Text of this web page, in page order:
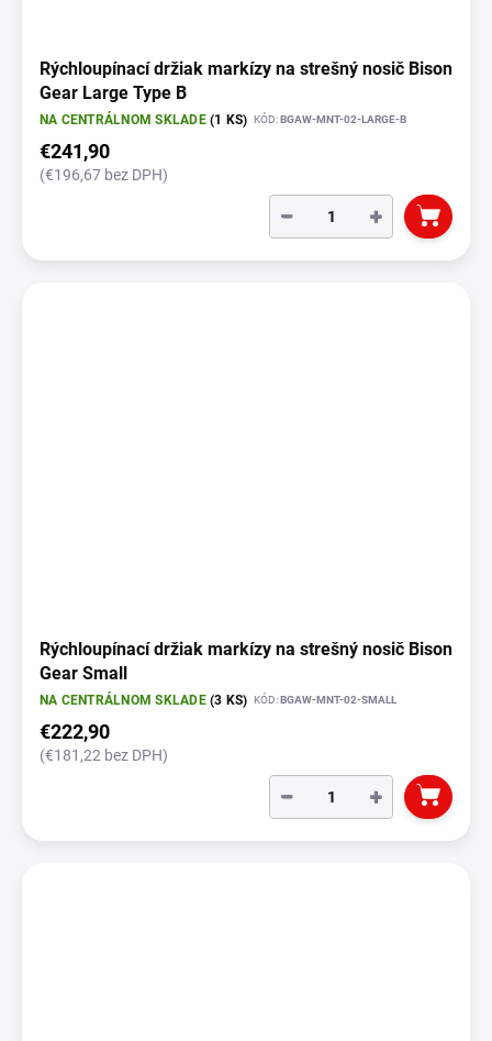
Rýchloupínací držiak markízy na strešný nosič Bison
Gear Large Type B
NA CENTRÁLNOM SKLADE(1 KS) KÓD:BGAW-MNT-02-LARGE-B
€241,90
(€196,67 bez DPH)
+
−
Rýchloupínací držiak markízy na strešný nosič Bison
Gear Small
NA CENTRÁLNOM SKLADE(3 KS) KÓD:BGAW-MNT-02-SMALL
€222,90
(€181,22 bez DPH)
+
−